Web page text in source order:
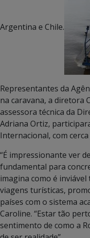
Argentina e Chile.
Representantes da
na caravana, a diretora
assessora técnica da
Adriana Ortiz,
Internacional, com
“É impressionante ver
fundamental para
imagina como é
viagens turísticas,
países com o sistema
Caroline. “Estar tão
sentimento de como a